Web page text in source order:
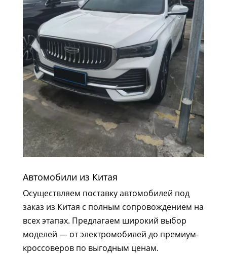
Автомобили из Китая
Осуществляем поставку автомобилей под
заказ из Китая с полным сопровождением на
всех этапах. Предлагаем широкий выбор
моделей — от электромобилей до премиум-
кроссоверов по выгодным ценам.